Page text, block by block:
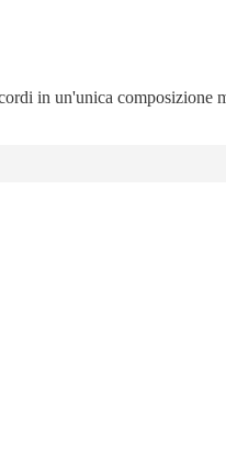
in un'unica composizione